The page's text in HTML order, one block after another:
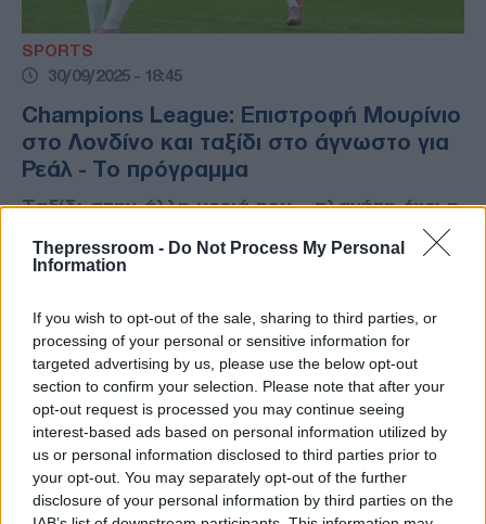
Thepressroom - Do Not Process My Personal
Information
If you wish to opt-out of the sale, sharing to third parties, or
processing of your personal or sensitive information for
targeted advertising by us, please use the below opt-out
section to confirm your selection. Please note that after your
opt-out request is processed you may continue seeing
interest-based ads based on personal information utilized by
us or personal information disclosed to third parties prior to
your opt-out. You may separately opt-out of the further
disclosure of your personal information by third parties on the
SPORTS
30/09/2025 - 18:45
Champions League: Επιστροφή Μουρίνιο
στο Λονδίνο και ταξίδι στο άγνωστο για
Ρεάλ - Το πρόγραμμα
Ταξίδι στην άλλη μεριά του… πλανήτη έχει η
Ρεάλ Μαδρίτης που θα ταξιδέψει μέχρι το
Καζακστάν για να αντιμετωπίσει την Καϊράτ